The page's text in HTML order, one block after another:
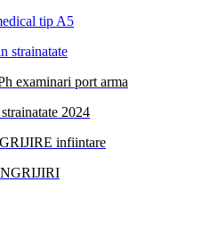
tip A5
strainatate
examinari port arma
2024
infiintare